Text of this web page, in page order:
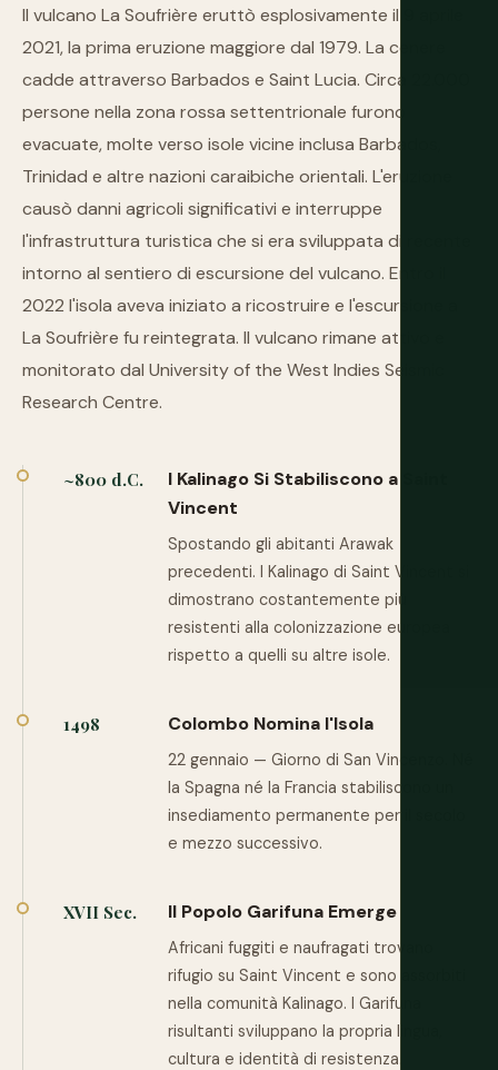
Il vulcano La Soufrière eruttò esplosivamente il 9 aprile
2021, la prima eruzione maggiore dal 1979. La cenere
cadde attraverso Barbados e Saint Lucia. Circa 22.000
persone nella zona rossa settentrionale furono
evacuate, molte verso isole vicine inclusa Barbados,
Trinidad e altre nazioni caraibiche orientali. L'eruzione
causò danni agricoli significativi e interruppe
l'infrastruttura turistica che si era sviluppata di recente
intorno al sentiero di escursione del vulcano. Entro il
2022 l'isola aveva iniziato a ricostruire e l'escursione a
La Soufrière fu reintegrata. Il vulcano rimane attivo e
monitorato dal University of the West Indies Seismic
Research Centre.
~800 d.C.
I Kalinago Si Stabiliscono a Saint
Vincent
Spostando gli abitanti Arawak
precedenti. I Kalinago di Saint Vincent si
dimostrano costantemente più
resistenti alla colonizzazione europea
rispetto a quelli su altre isole.
1498 Colombo Nomina l'Isola
22 gennaio — Giorno di San Vincenzo. Né
la Spagna né la Francia stabiliscono un
insediamento permanente per il secolo
e mezzo successivo.
XVII Sec. Il Popolo Garifuna Emerge
Africani fuggiti e naufragati trovano
rifugio su Saint Vincent e sono assorbiti
nella comunità Kalinago. I Garifuna
risultanti sviluppano la propria lingua,
cultura e identità di resistenza.